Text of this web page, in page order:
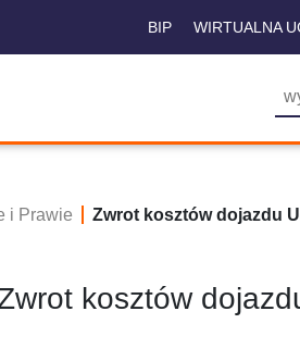
BIP WIRTUALNA
i Prawie Zwrot kosztów dojazdu
kosztów